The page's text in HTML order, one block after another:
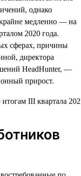
однако
крайне медленно — на
2020 года.
сферах, причины
директора
HeadHunter, —
прирост.